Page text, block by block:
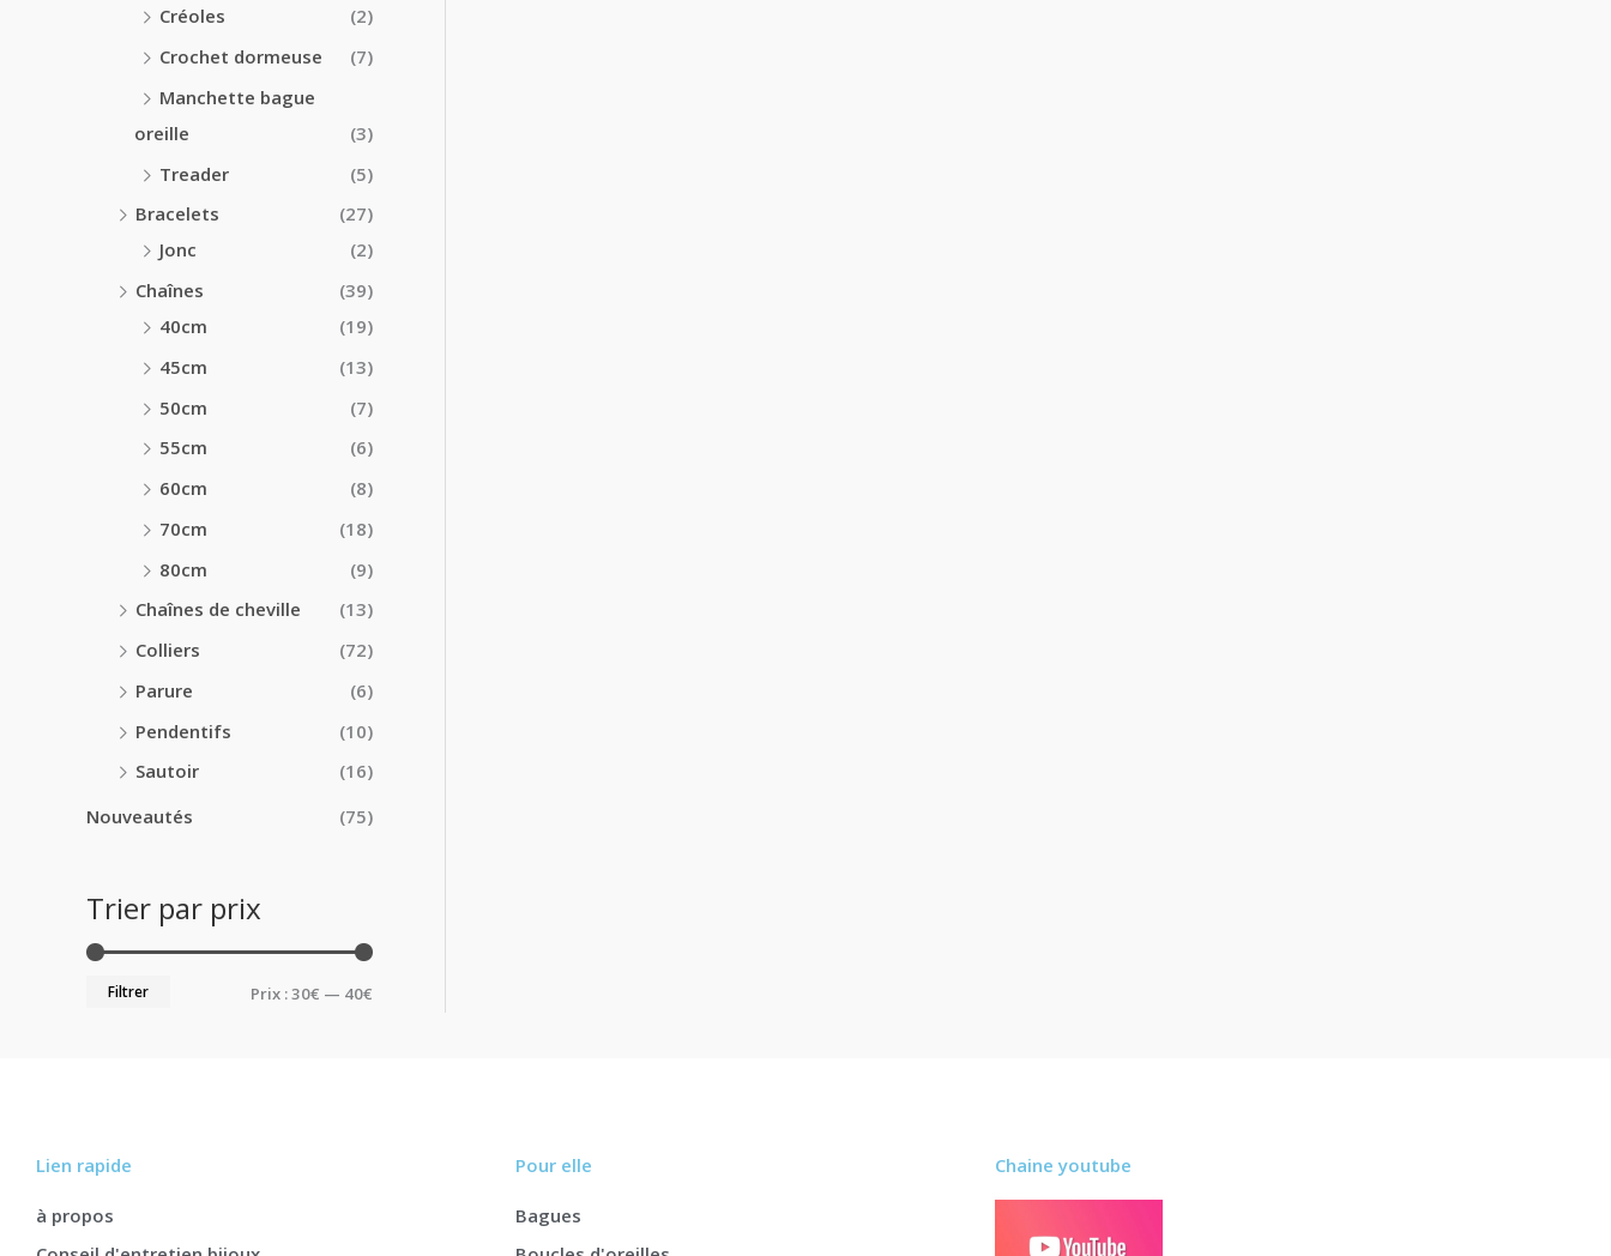
Créoles
(2)
Crochet dormeuse
(7)
Manchette bague
oreille
(3)
Treader
(5)
Bracelets
(27)
Jonc
(2)
Chaînes
(39)
40cm
(19)
45cm
(13)
50cm
(7)
55cm
(6)
60cm
(8)
70cm
(18)
80cm
(9)
Chaînes de cheville
(13)
Colliers
(72)
Parure
(6)
Pendentifs
(10)
Sautoir
(16)
Nouveautés
(75)
Trier par prix
Filtrer Prix :30€ — 40€
Lien rapide
à propos
Pour elle
Bagues
Chaine youtube